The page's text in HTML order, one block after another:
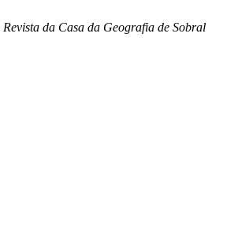
Revista da Casa da Geografia de Sobral